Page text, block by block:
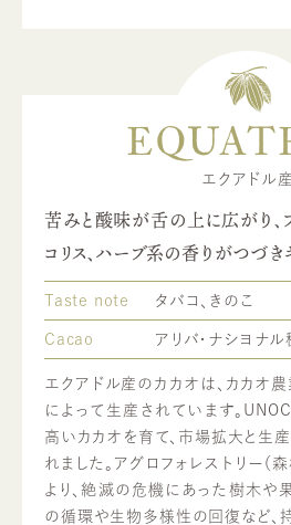
エクアドル産
苦みと酸味が舌の上に広がり、
コリス、ハーブ系の香りがつづき
Taste note タバコ、きのこ
Cacao アリバ・ナシヨナル
エクアドル産のカカオは、カカオ
によって生産されています。
高いカカオを育て、市場拡大と生
れました。アグロフォレストリー（
より、絶滅の危機にあった樹木や
の循環や生物多様性の回復など、